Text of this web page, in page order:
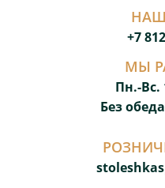
+7
МЫ
Пн.-Вс.
Без